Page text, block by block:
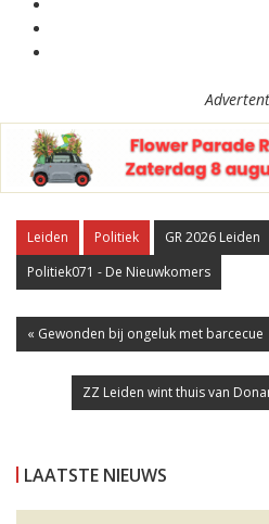
Leiden Politiek
GR 2026 Leiden
Politiek071 - De Nieuwkomers
« Gewonden bij ongeluk met barcecue
ZZ Leiden wint thuis van
LAATSTE NIEUWS